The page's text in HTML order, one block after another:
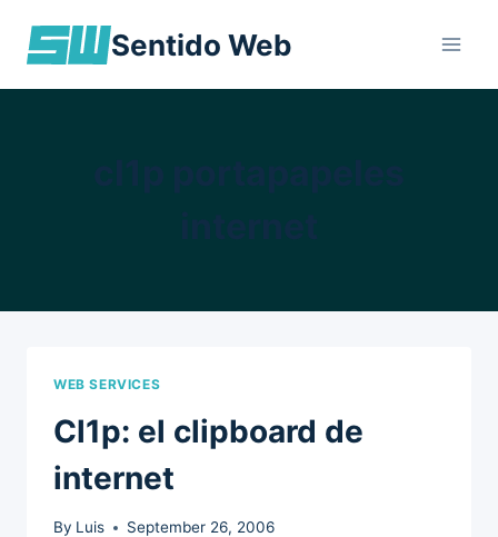
Sentido Web
WEB SERVICES
Cl1p: el clipboard de
internet
By Luis September 26, 2006